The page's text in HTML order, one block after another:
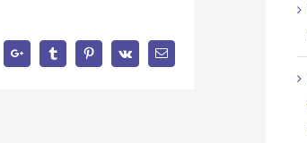
Google+ Tumblr PinterestVk Email